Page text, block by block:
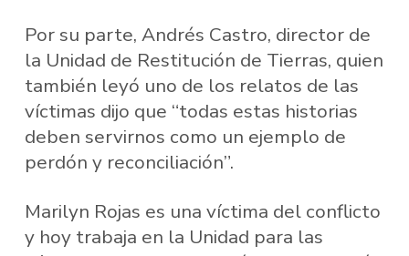
Por su parte, Andrés Castro, director de
la Unidad de Restitución de Tierras, quien
también leyó uno de los relatos de las
víctimas dijo que “todas estas historias
deben servirnos como un ejemplo de
perdón y reconciliación”.
Marilyn Rojas es una víctima del conflicto
y hoy trabaja en la Unidad para las